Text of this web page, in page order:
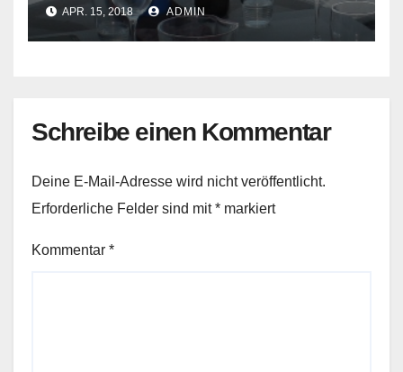
APR. 15, 2018 ADMIN
Schreibe einen Kommentar
Deine E-Mail-Adresse wird nicht veröffentlicht.
Erforderliche Felder sind mit* markiert
Kommentar *